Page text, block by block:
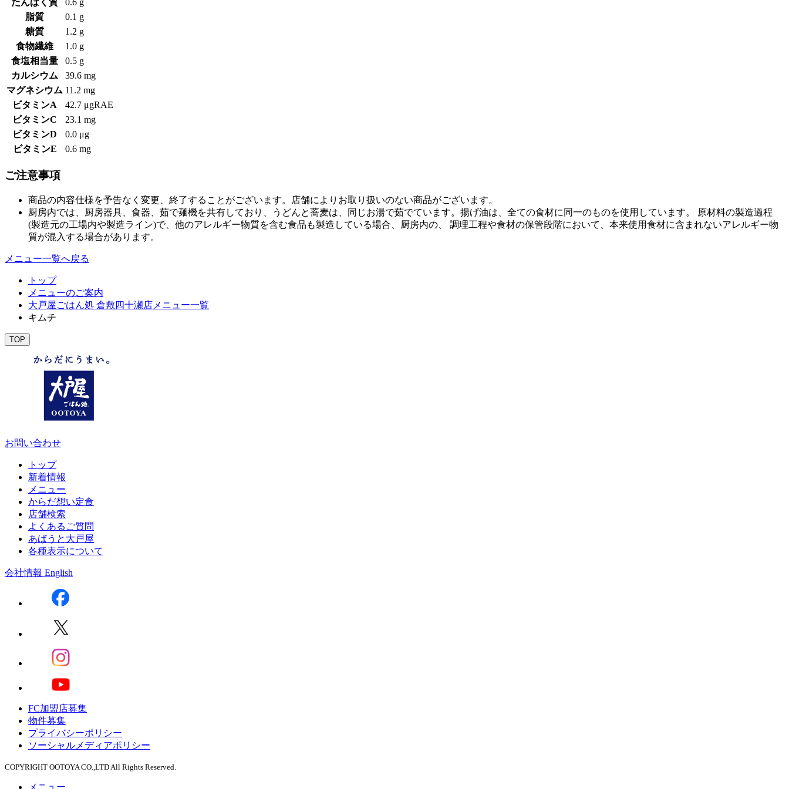
脂質
0.1 g
糖質
1.2 g
食物繊維
1.0 g
食塩相当量
0.5 g
カルシウム
39.6 mg
マグネシウム 11.2 mg
ビタミンA
42.7 μgRAE
ビタミンC
23.1 mg
ビタミンD
0.0 μg
ビタミンE
0.6 mg
ご注意事項
商品の内容仕様を予告なく変更、終了することがございます。店舗によりお取り扱いのない商品がございます。
厨房内では、厨房器具、食器、茹で麺機を共有しており、うどんと蕎麦は、同じお湯で茹でています。揚げ油は、全ての食材に同一のものを使用しています。 原材料の製造過程
(製造元の工場内や製造ライン)で、他のアレルギー物質を含む食品も製造している場合、厨房内の、 調理工程や食材の保管段階において、本来使用食材に含まれないアレルギー物
質が混入する場合があります。
メニュー一覧へ戻る
トップ
メニューのご案内
大戸屋ごはん処 倉敷四十瀬店メニュー一覧
キムチ
TOP
お問い合わせ
トップ
新着情報
メニュー
からだ想い定食
店舗検索
よくあるご質問
あばうと大戸屋
各種表示について
会社情報 English
FC加盟店募集
物件募集
プライバシーポリシー
ソーシャルメディアポリシー
COPYRIGHT OOTOYA CO.,LTD All Rights Reserved.
メニュー